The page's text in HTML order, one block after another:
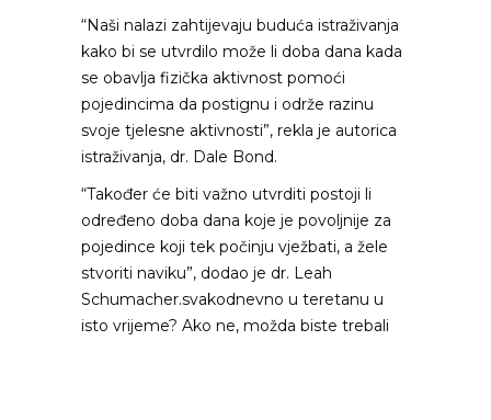
“Naši nalazi zahtijevaju buduća istraživanja
kako bi se utvrdilo može li doba dana kada
se obavlja fizička aktivnost pomoći
pojedincima da postignu i održe razinu
svoje tjelesne aktivnosti”, rekla je autorica
istraživanja, dr. Dale Bond.
“Također će biti važno utvrditi postoji li
određeno doba dana koje je povoljnije za
pojedince koji tek počinju vježbati, a žele
stvoriti naviku”, dodao je dr. Leah
Schumacher.svakodnevno u teretanu u
isto vrijeme? Ako ne, možda biste trebali